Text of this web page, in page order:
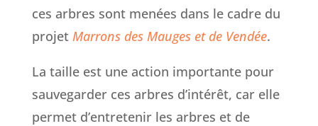
ces arbres sont menées dans le cadre du
projet Marrons des Mauges et de Vendée.
La taille est une action importante pour
sauvegarder ces arbres d’intérêt, car elle
permet d’entretenir les arbres et de